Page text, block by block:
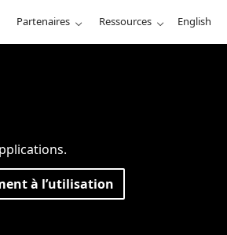
Partenaires Ressources English
à l’utilisation